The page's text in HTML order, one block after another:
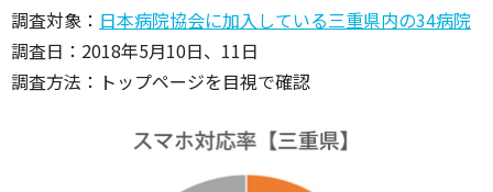
調査対象： 日本病院協会に加入している三重県内の34病院
調査日：2018年5月10日、11日
調査方法：トップページを目視で確認